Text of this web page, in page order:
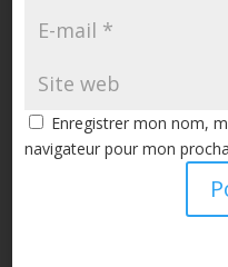
Enregistrer mon nom,
navigateur pour mon